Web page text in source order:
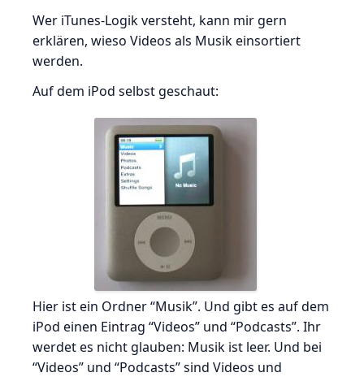
Wer iTunes-Logik versteht, kann mir gern
erklären, wieso Videos als Musik einsortiert
werden.
Auf dem iPod selbst geschaut:
Hier ist ein Ordner “Musik”. Und gibt es auf dem
iPod einen Eintrag “Videos” und “Podcasts”. Ihr
werdet es nicht glauben: Musik ist leer. Und bei
“Videos” und “Podcasts” sind Videos und